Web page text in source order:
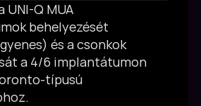
UNI-Q MUA
behelyezését
és a csonkok
a 4/6 implantátumon
típusú